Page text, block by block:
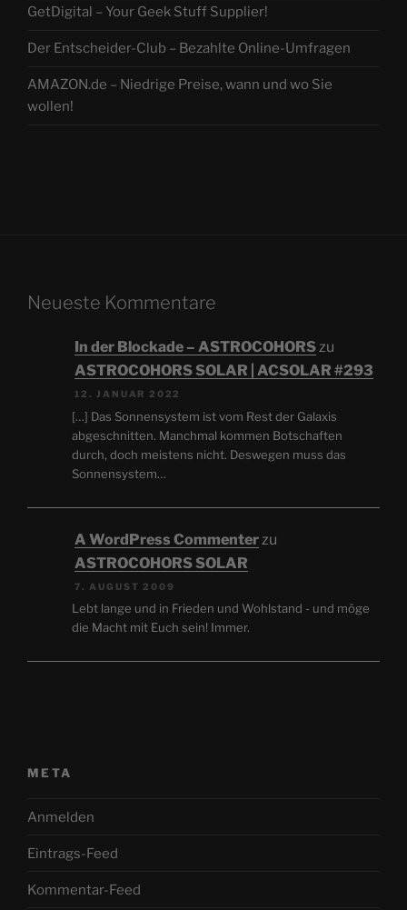
GetDigital – Your Geek Stuff Supplier!
Der Entscheider-Club – Bezahlte Online-Umfragen
AMAZON.de – Niedrige Preise, wann und wo Sie
wollen!
Neueste Kommentare
In der Blockade – ASTROCOHORSzu
ASTROCOHORS SOLAR | ACSOLAR #293
12. JANUAR 2022
[…] Das Sonnensystem ist vom Rest der Galaxis
abgeschnitten. Manchmal kommen Botschaften
durch, doch meistens nicht. Deswegen muss das
Sonnensystem…
A WordPress Commenterzu
ASTROCOHORS SOLAR
7. AUGUST 2009
Lebt lange und in Frieden und Wohlstand - und möge
die Macht mit Euch sein! Immer.
META
Anmelden
Eintrags-Feed
Kommentar-Feed